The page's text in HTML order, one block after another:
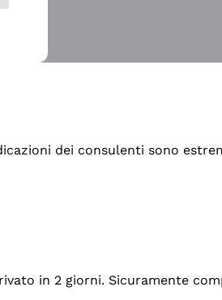
dei consulenti sono
in 2 giorni. Sicuramente